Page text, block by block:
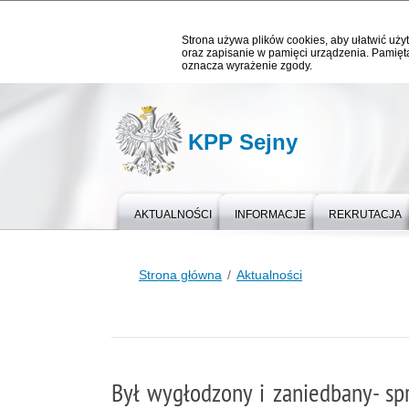
Strona używa plików cookies, aby ułatwić
oraz zapisanie w pamięci urządzenia.
oznacza wyrażenie zgody.
KPP Sejny
AKTUALNOŚCI INFORMACJE REKRUTACJA
Strona główna Aktualności
Był wygłodzony i zaniedbany-